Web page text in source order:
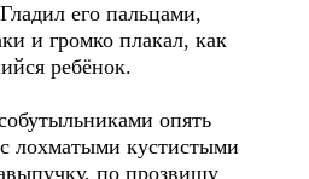
его пальцами,
и громко плакал, как
ребёнок.
опять
лохматыми кустистыми
по прозвищу